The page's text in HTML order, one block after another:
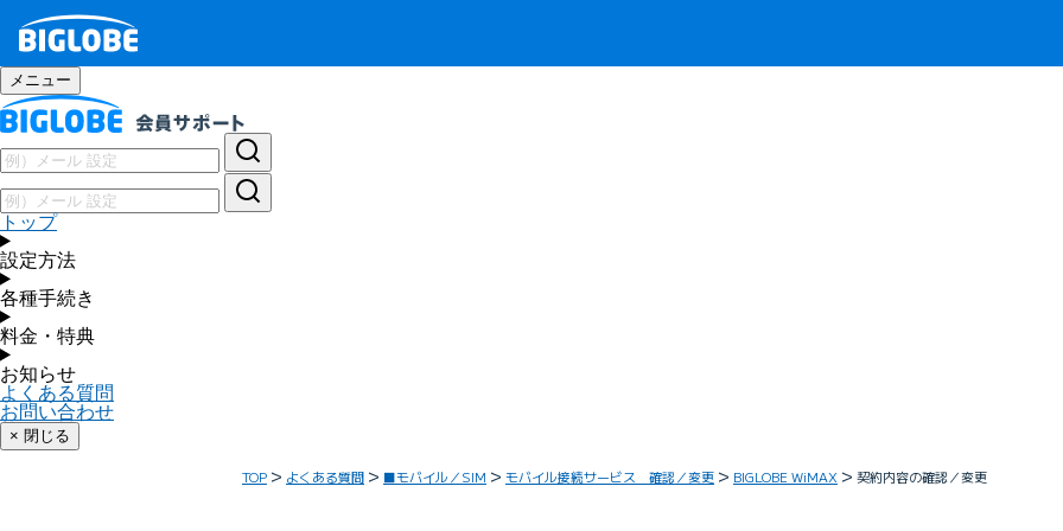
メニュー
トップ
設定方法
各種手続き
料金・特典
お知らせ
よくある質問
お問い合わせ
× 閉じる
TOP よくある質問 ■モバイル／SIM モバイル接続サービス 確認／変更 BIGLOBE WiMAX 契約内容の確認／変更